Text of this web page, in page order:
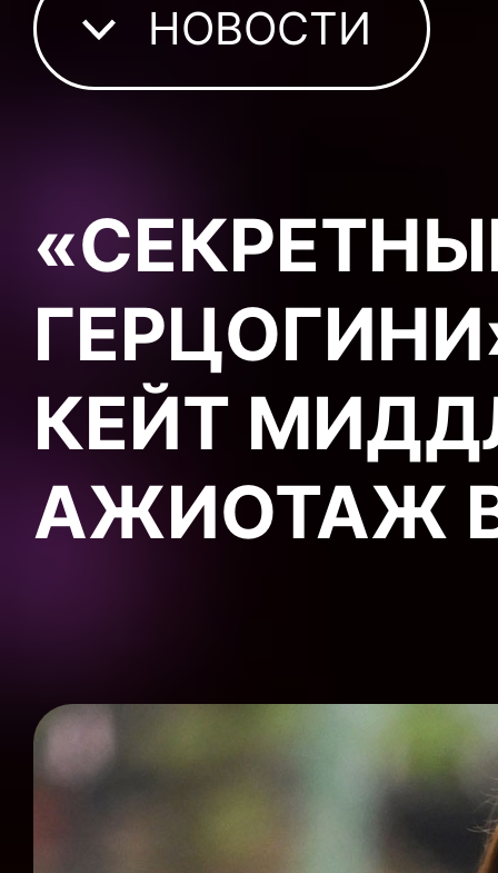
НОВОСТИ
КЕЙТ
АЖИОТАЖ